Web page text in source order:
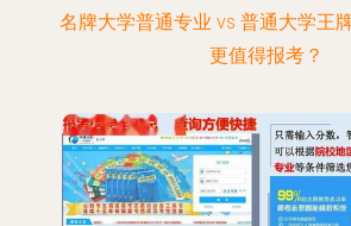
名牌大学普通专业 vs 普通大学王
更值得报考？